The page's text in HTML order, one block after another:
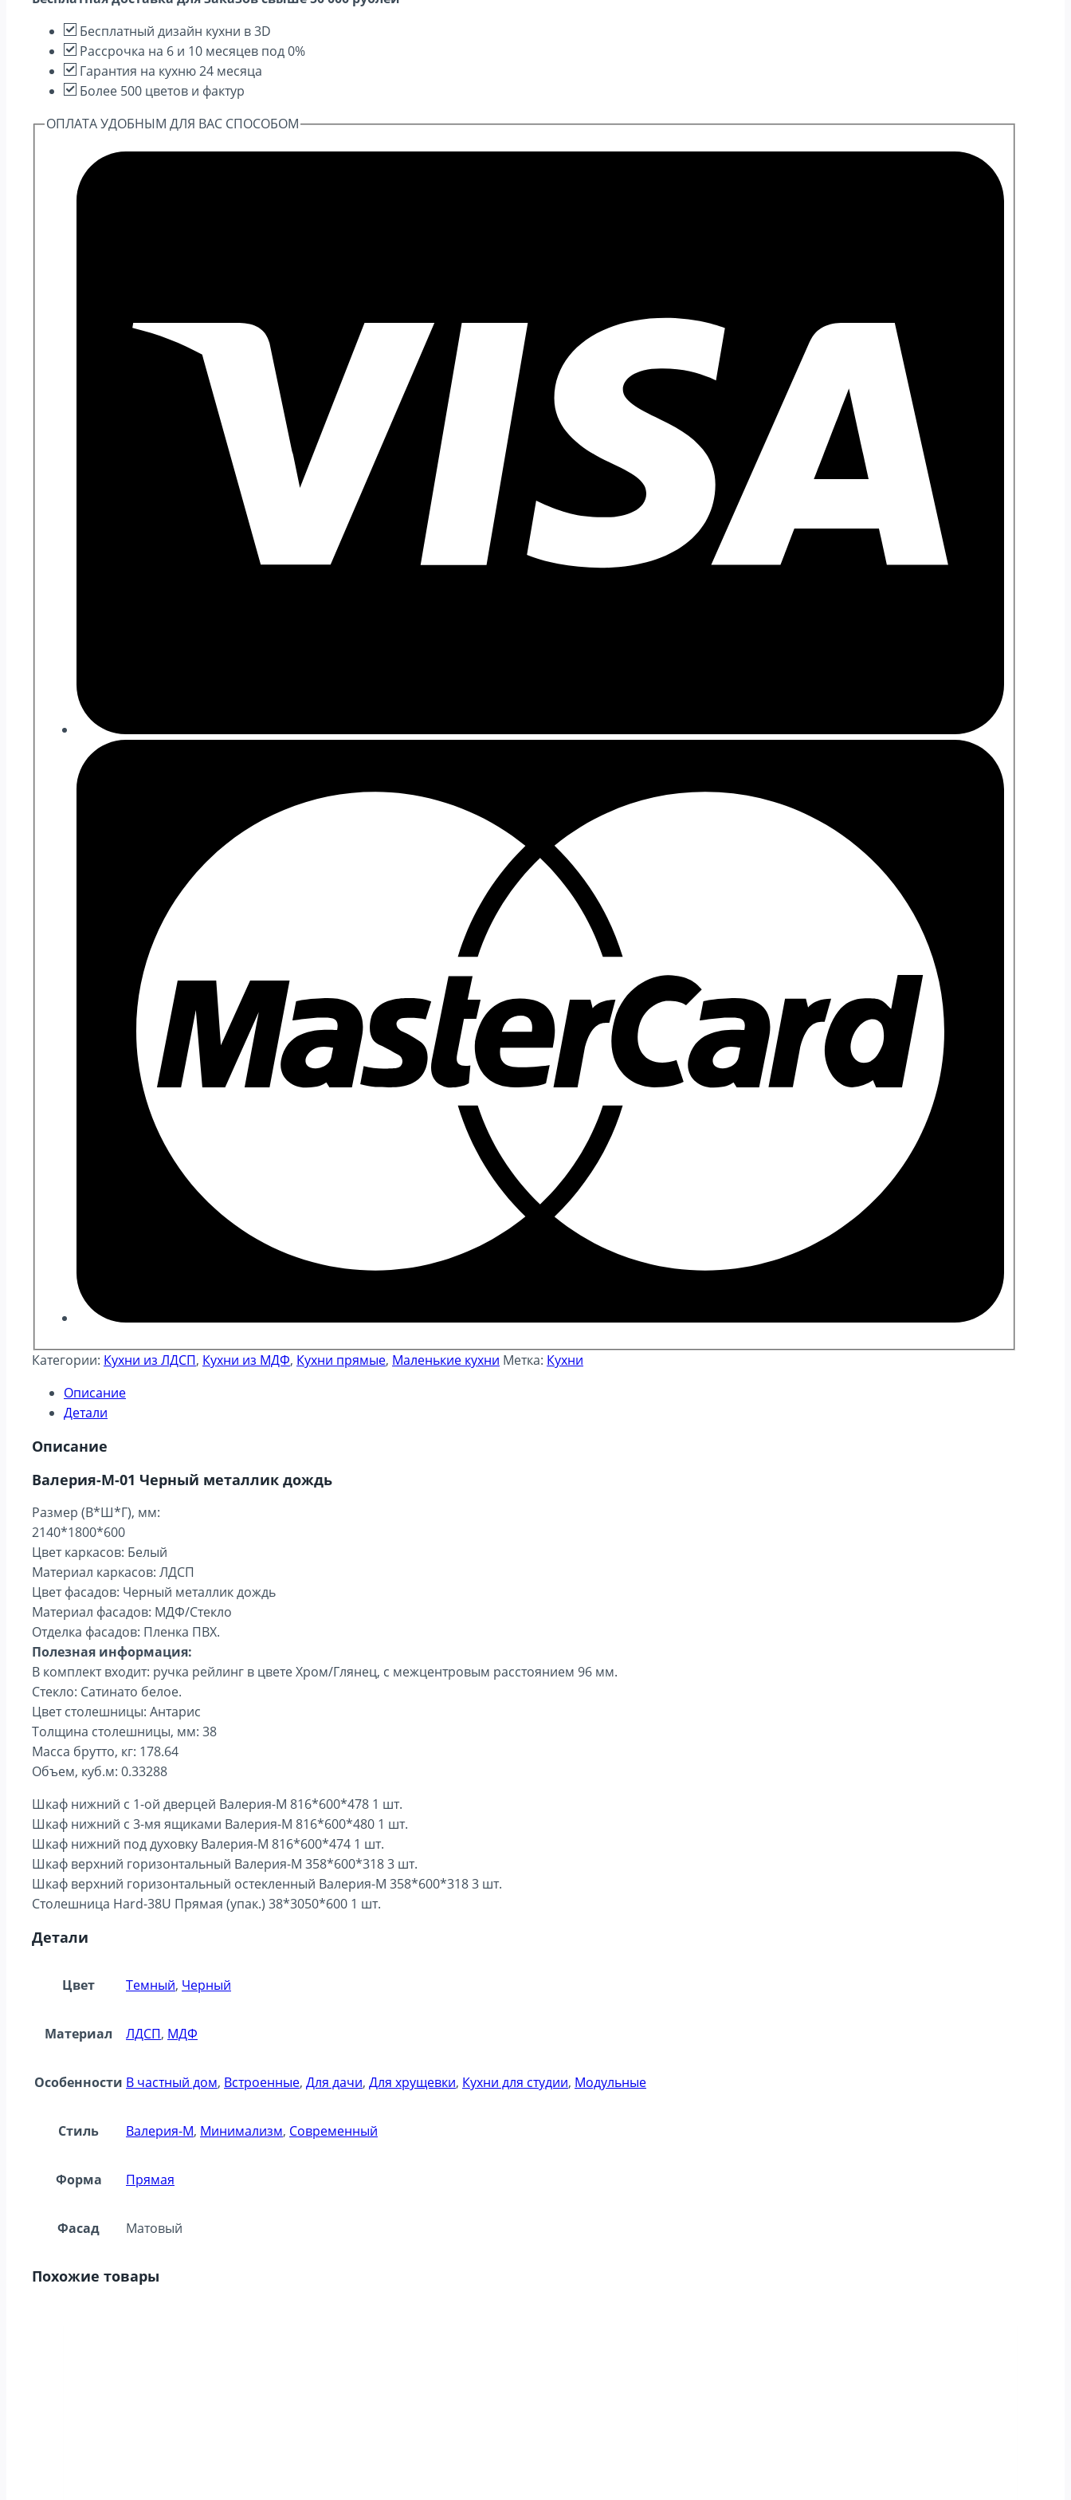
Черный
металлик
дождь
Бесплатный дизайн кухни в 3D
Рассрочка на 6 и 10 месяцев под 0%
Гарантия на кухню 24 месяца
Более 500 цветов и фактур
ОПЛАТА УДОБНЫМ ДЛЯ ВАС СПОСОБОМ
Категории: Кухни из ЛДСП, Кухни из МДФ, Кухни прямые, Маленькие кухни Метка: Кухни
Описание
Детали
Описание
Валерия-М-01 Черный металлик дождь
Размер (В*Ш*Г), мм:
2140*1800*600
Цвет каркасов: Белый
Материал каркасов: ЛДСП
Цвет фасадов: Черный металлик дождь
Материал фасадов: МДФ/Стекло
Отделка фасадов: Пленка ПВХ.
Полезная информация:
В комплект входит: ручка рейлинг в цвете Хром/Глянец, с межцентровым расстоянием 96 мм.
Стекло: Сатинато белое.
Цвет столешницы: Антарис
Толщина столешницы, мм: 38
Масса брутто, кг: 178.64
Объем, куб.м: 0.33288
Шкаф нижний с 1-ой дверцей Валерия-М 816*600*478 1 шт.
Шкаф нижний с 3-мя ящиками Валерия-М 816*600*480 1 шт.
Шкаф нижний под духовку Валерия-М 816*600*474 1 шт.
Шкаф верхний горизонтальный Валерия-М 358*600*318 3 шт.
Шкаф верхний горизонтальный остекленный Валерия-М 358*600*318 3 шт.
Столешница Hard-38U Прямая (упак.) 38*3050*600 1 шт.
Детали
Цвет Темный, Черный
Материал ЛДСП, МДФ
Особенности В частный дом, Встроенные, Для дачи, Для хрущевки, Кухни для студии, Модульные
Стиль Валерия-М, Минимализм, Современный
Форма Прямая
Фасад Матовый
Похожие товары